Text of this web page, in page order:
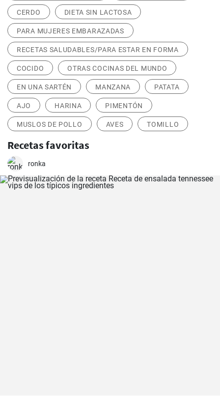
CERDO DIETA SIN LACTOSA
PARA MUJERES EMBARAZADAS
RECETAS SALUDABLES/PARA ESTAR EN FORMA
COCIDO OTRAS COCINAS DEL MUNDO
EN UNA SARTÉN MANZANA PATATA
AJO HARINA PIMENTÓN
MUSLOS DE POLLO AVES TOMILLO
Recetas favoritas
ronka